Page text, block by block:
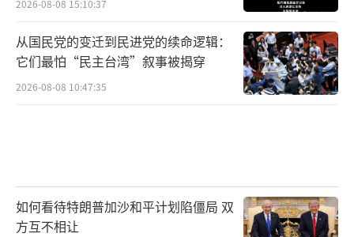
2026-08-08 15:10:37
从国民党的变迁到民进党的续命逻辑：
它们最怕“民主台湾”叙事被揭穿
2026-08-08 10:47:35
如何看待特朗普加沙和平计划陷僵局 双
方互不相让